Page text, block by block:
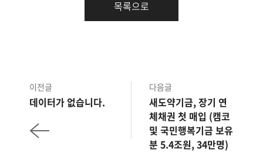
목록으로
이전글
데이터가 없습니다.
다음글
새도약기금, 장기 연
체채권 첫 매입 (캠코
및 국민행복기금 보유
분 5.4조원, 34만명)